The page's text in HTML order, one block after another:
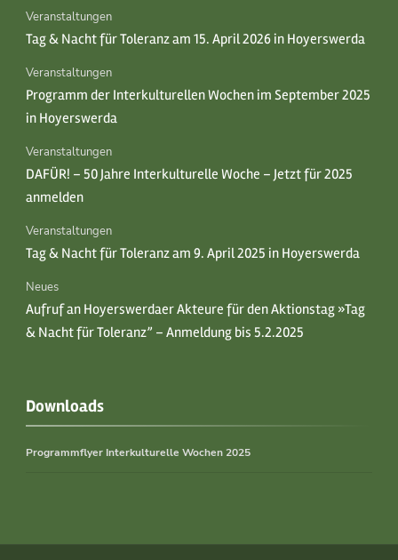
Veranstaltungen
Tag & Nacht für Toleranz am 15. April 2026 in Hoyerswerda
Veranstaltungen
Programm der Interkulturellen Wochen im September 2025
in Hoyerswerda
Veranstaltungen
DAFÜR! – 50 Jahre Interkulturelle Woche – Jetzt für 2025
anmelden
Veranstaltungen
Tag & Nacht für Toleranz am 9. April 2025 in Hoyerswerda
Neues
Aufruf an Hoyerswerdaer Akteure für den Aktionstag »Tag
& Nacht für Toleranz” – Anmeldung bis 5.2.2025
Downloads
Programmflyer Interkulturelle Wochen 2025